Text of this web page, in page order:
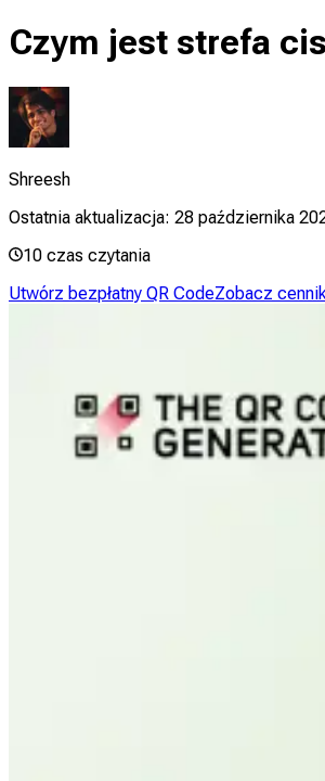
Czym jest strefa
Shreesh
Ostatnia aktualizacja: 28 października
10 czas czytania
Utwórz bezpłatny QR CodeZobacz